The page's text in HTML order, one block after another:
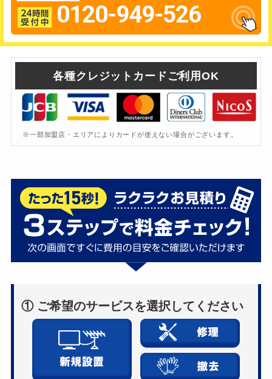
0120-949-526
各種クレジットカードご利用OK
※一部加盟店・エリアによりカードが使えない場合がございます。
① ご希望のサービスを選択してください